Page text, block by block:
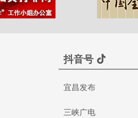
抖音号
宜昌发布
三峡广电